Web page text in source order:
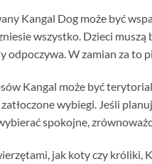
Kangal Dog może być
wszystko. Dzieci
odpoczywa. W zamian za to
Kangal może być
wybiegi. Jeśli
spokojne,
jak koty czy króliki,